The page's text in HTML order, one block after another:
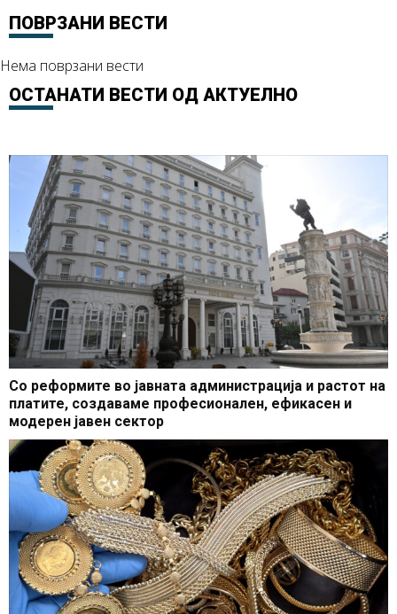
ПОВРЗАНИ ВЕСТИ
Нема поврзани вести
ОСТАНАТИ ВЕСТИ ОД АКТУЕЛНО
Со реформите во јавната администрација и растот на
платите, создаваме професионален, ефикасен и
модерен јавен сектор